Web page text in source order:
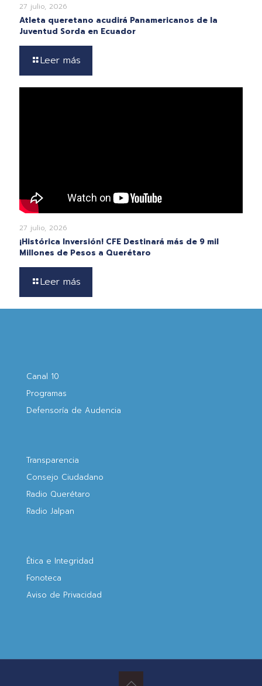
27 julio, 2026
Atleta queretano acudirá Panamericanos de la
Juventud Sorda en Ecuador
Leer más
27 julio, 2026
¡Histórica Inversión! CFE Destinará más de 9 mil
Millones de Pesos a Querétaro
Leer más
Canal 10
Programas
Defensoría de Audencia
Transparencia
Consejo Ciudadano
Radio Querétaro
Radio Jalpan
Ética e Integridad
Fonoteca
Aviso de Privacidad